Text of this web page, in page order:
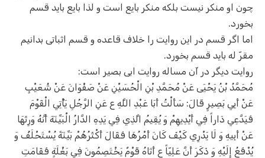
چون او منکر نیست بلکه منکر بایع است و لذا بایع باید قسم
بخورد.
اما اگر قسم در این روایت را خلاف قاعده و قسم اثباتی بدانیم
مقرّ‌ له باید قسم بخورد.
روایت دیگر در آن مساله روایت ابی بصیر است:
مُحَمَّدُ بْنُ يَحْيَى عَنْ مُحَمَّدِ بْنِ الْحُسَيْنِ عَنْ صَفْوَانَ عَنْ شُعَيْبٍ
عَنْ أَبِي بَصِيرٍ قَالَ: سَأَلْتُ أَبَا عَبْدِ اللَّهِ ع عَنِ الرَّجُلِ يَأْتِي الْقَوْمَ
فَيَدَّعِي دَاراً فِي أَيْدِيهِمْ وَ يُقِيمُ الَّذِي فِي يَدِهِ الدَّارُ الْبَيِّنَةَ أَنَّهُ وَرِثَهَا
عَنْ أَبِيهِ وَ لَا يَدْرِي كَيْفَ كَانَ أَمْرُهَا فَقَالَ أَكْثَرُهُمْ بَيِّنَةً يُسْتَحْلَفُ وَ
يُدْفَعُ إِلَيْهِ وَ ذَكَرَ أَنَّ عَلِيّاً ع أَتَاهُ قَوْمٌ يَخْتَصِمُونَ فِي بَغْلَةٍ فَقَامَتِ